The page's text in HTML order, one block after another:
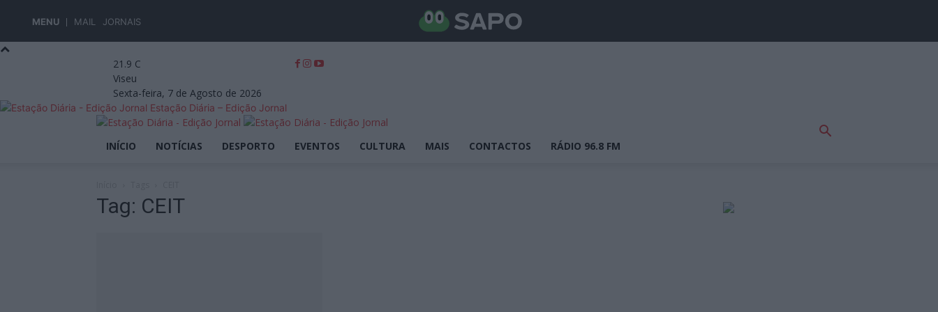
MENU MAIL JORNAIS
21.9 C
Viseu
Sexta-feira, 7 de Agosto de 2026
Estação Diária – Edição Jornal
INÍCIO NOTÍCIAS DESPORTO EVENTOS CULTURA MAIS CONTACTOS RÁDIO 96.8 FM
Tag: CEIT